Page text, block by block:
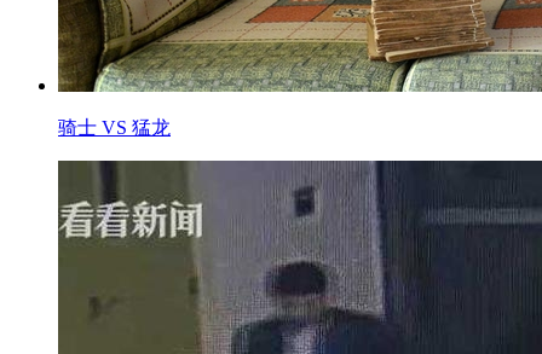
骑士 VS 猛龙